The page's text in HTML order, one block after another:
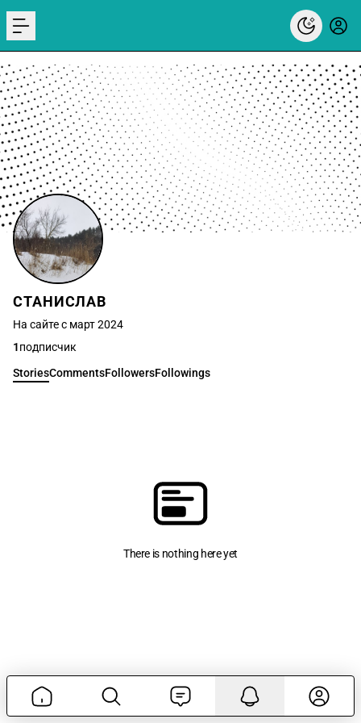
menu
СТАНИСЛАВ
На сайте с март 2024
1подписчик
StoriesCommentsFollowersFollowings
There is nothing here yet